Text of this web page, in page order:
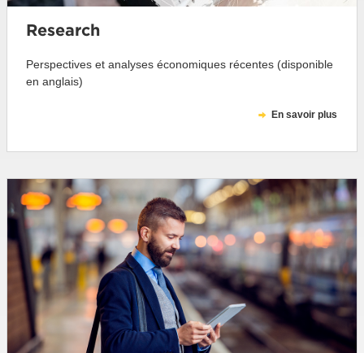
Research
Perspectives et analyses économiques récentes (disponible
en anglais)
En savoir plus